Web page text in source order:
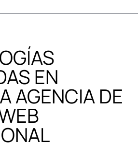
EN
AGENCIA DE